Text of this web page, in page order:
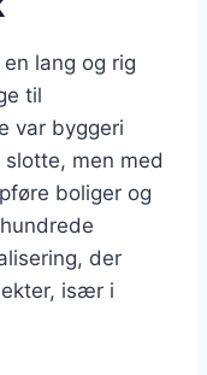
lang og rig
til
var byggeri
men med
boliger og
der
især i